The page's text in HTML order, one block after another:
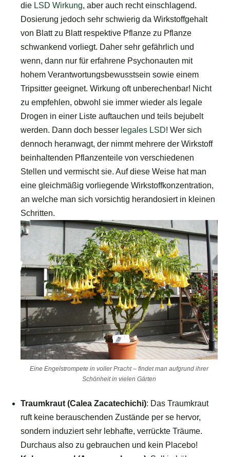
die LSD Wirkung, aber auch recht einschlagend.
Dosierung jedoch sehr schwierig da Wirkstoffgehalt
von Blatt zu Blatt respektive Pflanze zu Pflanze
schwankend vorliegt. Daher sehr gefährlich und
wenn, dann nur für erfahrene Psychonauten mit
hohem Verantwortungsbewusstsein sowie einem
Tripsitter geeignet. Wirkung oft unberechenbar! Nicht
zu empfehlen, obwohl sie immer wieder als legale
Drogen in einer Liste auftauchen und teils bejubelt
werden. Dann doch besser legales LSD! Wer sich
dennoch heranwagt, der nimmt mehrere der Wirkstoff
beinhaltenden Pflanzenteile von verschiedenen
Stellen und vermischt sie. Auf diese Weise hat man
eine gleichmäßig vorliegende Wirkstoffkonzentration,
an welche man sich vorsichtig herandosiert in kleinen
Schritten.
Eine Engelstrompete in voller Pracht – findet man aufgrund ihrer
Schönheit in vielen Gärten
Traumkraut (Calea Zacatechichi): Das Traumkraut
ruft keine berauschenden Zustände per se hervor,
sondern induziert sehr lebhafte, verrückte Träume.
Durchaus also zu gebrauchen und kein Placebo!